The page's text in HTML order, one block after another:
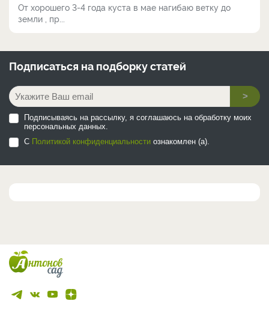
От хорошего 3-4 года куста в мае нагибаю ветку до
земли , пр...
Подписаться на подборку статей
>
Подписываясь на рассылку, я соглашаюсь на обработку моих
персональных данных.
С Политикой конфиденциальности ознакомлен (а).